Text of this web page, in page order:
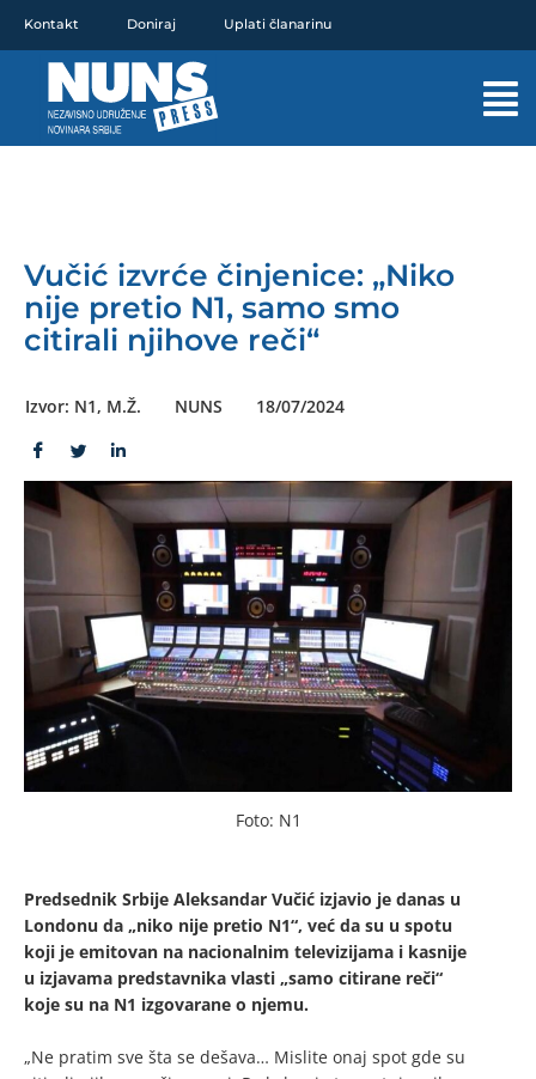
sadržaj
Kontakt Doniraj Uplati članarinu
Vučić izvrće činjenice: „Niko
nije pretio N1, samo smo
citirali njihove reči“
Izvor: N1, M.Ž. NUNS 18/07/2024
Foto: N1
Predsednik Srbije Aleksandar Vučić izjavio je danas u
Londonu da „niko nije pretio N1“, već da su u spotu
koji je emitovan na nacionalnim televizijama i kasnije
u izjavama predstavnika vlasti „samo citirane reči“
koje su na N1 izgovarane o njemu.
„Ne pratim sve šta se dešava… Mislite onaj spot gde su